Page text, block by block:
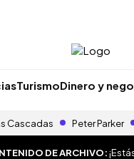
TurismoDinero y
Cascadas Peter Parker
DE ARCHIVO: